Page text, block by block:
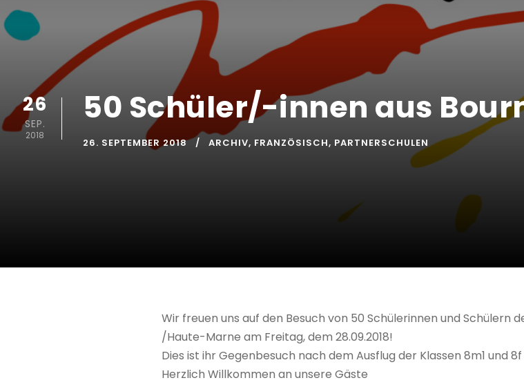
26
SEP.
2018
50 Schüler/-innen aus
26. SEPTEMBER 2018 ARCHIV, FRANZÖSISCH, PARTNERSCHULEN
Wir freuen uns auf den Besuch von 50 Schülerinnen und Schülern
/Haute-Marne am Freitag, dem 28.09.2018!
Dies ist ihr Gegenbesuch nach dem Ausflug der Klassen 8m1 und
Herzlich Willkommen an unsere Gäste